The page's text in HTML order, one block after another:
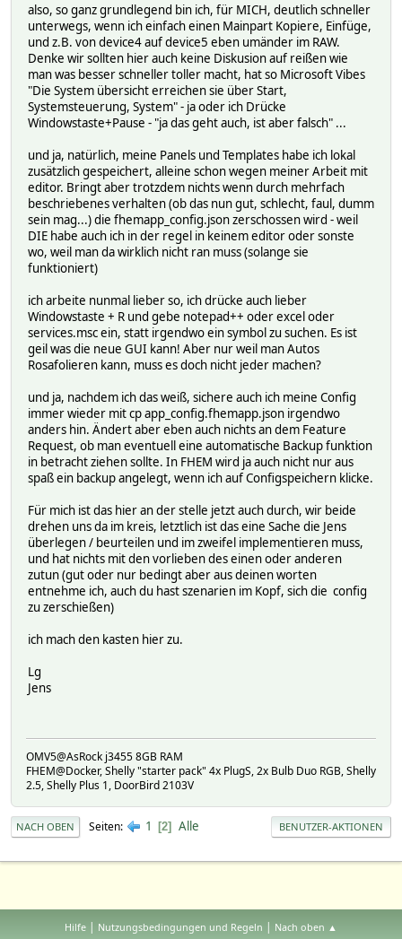
also, so ganz grundlegend bin ich, für MICH, deutlich schneller
unterwegs, wenn ich einfach einen Mainpart Kopiere, Einfüge,
und z.B. von device4 auf device5 eben umänder im RAW.
Denke wir sollten hier auch keine Diskusion auf reißen wie
man was besser schneller toller macht, hat so Microsoft Vibes
"Die System übersicht erreichen sie über Start,
Systemsteuerung, System" - ja oder ich Drücke
Windowstaste+Pause - "ja das geht auch, ist aber falsch" ...
und ja, natürlich, meine Panels und Templates habe ich lokal
zusätzlich gespeichert, alleine schon wegen meiner Arbeit mit
editor. Bringt aber trotzdem nichts wenn durch mehrfach
beschriebenes verhalten (ob das nun gut, schlecht, faul, dumm
sein mag...) die fhemapp_config.json zerschossen wird - weil
DIE habe auch ich in der regel in keinem editor oder sonste
wo, weil man da wirklich nicht ran muss (solange sie
funktioniert)
ich arbeite nunmal lieber so, ich drücke auch lieber
Windowstaste + R und gebe notepad++ oder excel oder
services.msc ein, statt irgendwo ein symbol zu suchen. Es ist
geil was die neue GUI kann! Aber nur weil man Autos
Rosafolieren kann, muss es doch nicht jeder machen?
und ja, nachdem ich das weiß, sichere auch ich meine Config
immer wieder mit cp app_config.fhemapp.json irgendwo
anders hin. Ändert aber eben auch nichts an dem Feature
Request, ob man eventuell eine automatische Backup funktion
in betracht ziehen sollte. In FHEM wird ja auch nicht nur aus
spaß ein backup angelegt, wenn ich auf Configspeichern klicke.
Für mich ist das hier an der stelle jetzt auch durch, wir beide
drehen uns da im kreis, letztlich ist das eine Sache die Jens
überlegen / beurteilen und im zweifel implementieren muss,
und hat nichts mit den vorlieben des einen oder anderen
zutun (gut oder nur bedingt aber aus deinen worten
entnehme ich, auch du hast szenarien im Kopf, sich die config
zu zerschießen)
ich mach den kasten hier zu.
Lg
Jens
OMV5@AsRock j3455 8GB RAM
FHEM@Docker, Shelly "starter pack" 4x PlugS, 2x Bulb Duo RGB, Shelly
2.5, Shelly Plus 1, DoorBird 2103V
NACH OBEN Seiten 1 2 Alle BENUTZER-AKTIONEN
Hilfe | Nutzungsbedingungen und Regeln | Nach oben ▲